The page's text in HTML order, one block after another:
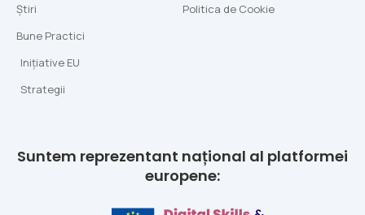
Știri
Bune Practici
Inițiative EU
Strategii
Politica de Cookie
Suntem reprezentant național al platformei
europene: